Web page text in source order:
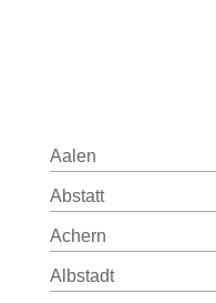
Aalen
Abstatt
Achern
Albstadt